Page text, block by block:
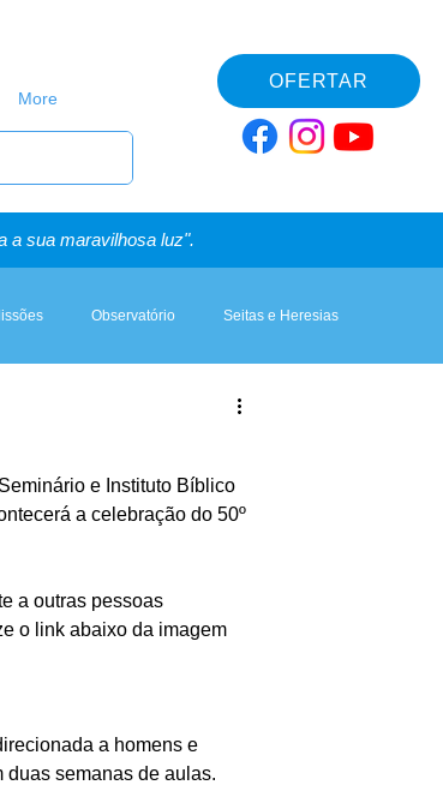
More
OFERTAR
a sua maravilhosa luz".
Observatório Seitas e Heresias
e Instituto Bíblico
a celebração do 50º
a outras pessoas
o link abaixo da imagem
a homens e
duas semanas de aulas.